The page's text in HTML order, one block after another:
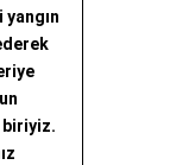
biriyiz.